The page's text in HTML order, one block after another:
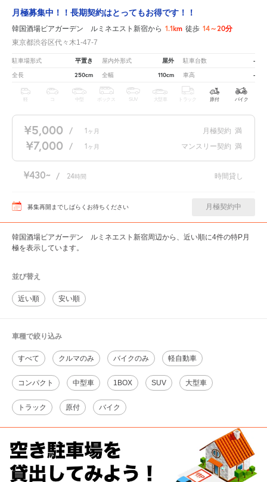
月極募集中！！長期契約はとってもお得です！！
韓国酒場ビアガーデン ルミネエスト新宿から 1.1km 徒歩 14～20分
東京都渋谷区代々木1-47-7
駐車場形式 平置き 屋内外形式 屋外 駐車台数 -
全長 250cm 全幅 110cm 車高 -
軽 中型 ボックス SUV 大型車 トラック 原付 バイク
¥5,000 / 1 ヶ月 月極契約 満
¥7,000 / 1 ヶ月 マンスリー契約 満
¥430 / 24時間 時間貸し
募集再開までしばらくお待ちください 月極契約中
韓国酒場ビアガーデン ルミネエスト新宿周辺から、近い順に4件の特P月
極を表示しています。
並び替え
近い順 安い順
車種で絞り込み
すべて クルマのみ バイクのみ 軽自動車
コンパクト 中型車 1BOX SUV 大型車
トラック 原付 バイク